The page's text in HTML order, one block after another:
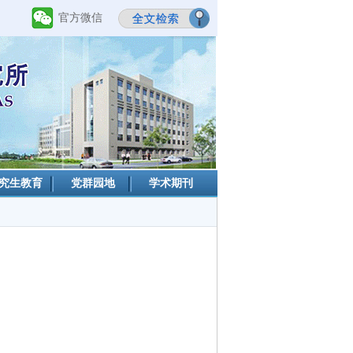
官方微信
生教育 党群园地 学术期刊